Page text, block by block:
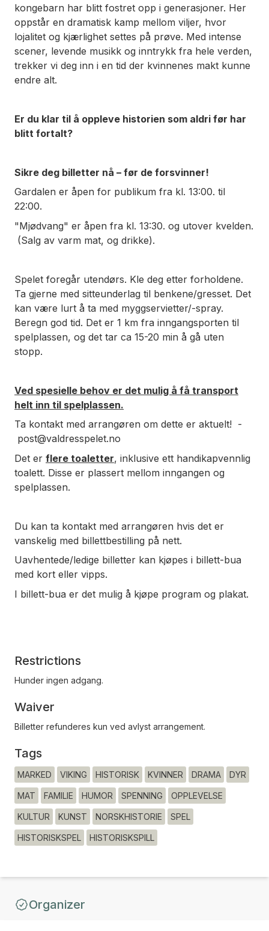
kongebarn har blitt fostret opp i generasjoner. Her
oppstår en dramatisk kamp mellom viljer, hvor
lojalitet og kjærlighet settes på prøve. Med intense
scener, levende musikk og inntrykk fra hele verden,
trekker vi deg inn i en tid der kvinnenes makt kunne
endre alt.
Er du klar til å oppleve historien som aldri før har
blitt fortalt?
Sikre deg billetter nå – før de forsvinner!
Gardalen er åpen for publikum fra kl. 13:00. til
22:00.
"Mjødvang" er åpen fra kl. 13:30. og utover kvelden.
(Salg av varm mat, og drikke).
Spelet foregår utendørs. Kle deg etter forholdene.
Ta gjerne med sitteunderlag til benkene/gresset. Det
kan være lurt å ta med myggservietter/-spray.
Beregn god tid. Det er 1 km fra inngangsporten til
spelplassen, og det tar ca 15-20 min å gå uten
stopp.
Ved spesielle behov er det mulig å få transport
helt inn til spelplassen.
Ta kontakt med arrangøren om dette er aktuelt! -
post@valdresspelet.no
Det er flere toaletter, inklusive ett handikapvennlig
toalett. Disse er plassert mellom inngangen og
spelplassen.
Du kan ta kontakt med arrangøren hvis det er
vanskelig med billettbestilling på nett.
Uavhentede/ledige billetter kan kjøpes i billett-bua
med kort eller vipps.
I billett-bua er det mulig å kjøpe program og plakat.
Restrictions
Hunder ingen adgang.
Waiver
Billetter refunderes kun ved avlyst arrangement.
Tags
MARKED VIKING HISTORISK KVINNER DRAMA DYR
MAT FAMILIE HUMOR SPENNING OPPLEVELSE
KULTUR KUNST NORSKHISTORIE SPEL
HISTORISKSPEL HISTORISKSPILL
Organizer